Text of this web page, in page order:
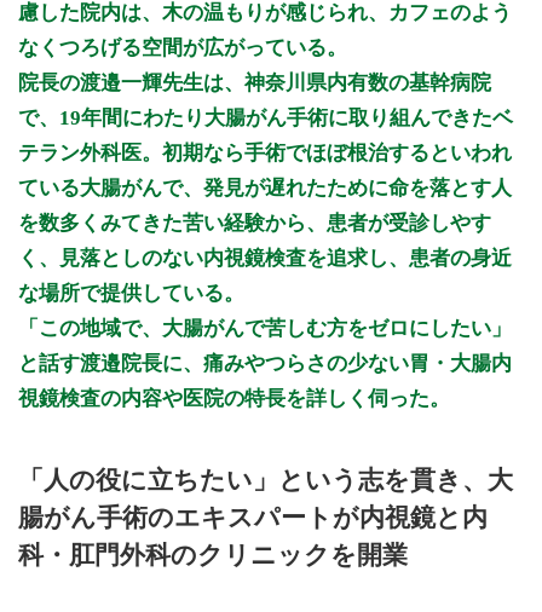
●：検査・手術
休診日：水曜・土曜午後・日曜・祝日
※診療時間や臨時休診・診療内容等について、事前に必ず医療
機関ホームページ、またはお電話にてご確認ください。
>>病院なびで医療機関の詳細を見る
公式HPはこちら
慮した院内は、木の温もりが感じられ、カフェのよう
なくつろげる空間が広がっている。
院長の渡邉一輝先生は、神奈川県内有数の基幹病院
で、19年間にわたり大腸がん手術に取り組んできたベ
テラン外科医。初期なら手術でほぼ根治するといわれ
ている大腸がんで、発見が遅れたために命を落とす人
を数多くみてきた苦い経験から、患者が受診しやす
く、見落としのない内視鏡検査を追求し、患者の身近
な場所で提供している。
「この地域で、大腸がんで苦しむ方をゼロにしたい」
と話す渡邉院長に、痛みやつらさの少ない胃・大腸内
視鏡検査の内容や医院の特長を詳しく伺った。
「人の役に立ちたい」という志を貫き、大
腸がん手術のエキスパートが内視鏡と内
科・肛門外科のクリニックを開業